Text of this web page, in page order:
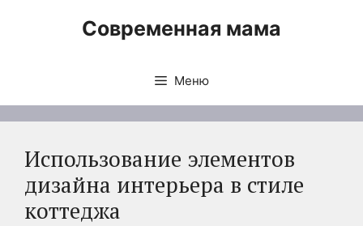
Современная мама
Меню
Использование элементов
дизайна интерьера в стиле
коттеджа